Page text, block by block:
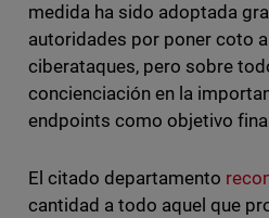
medida ha sido adoptada
autoridades por poner coto
ciberataques, pero sobre
concienciación en la
endpoints como objetivo
El citado departamento
cantidad a todo aquel que